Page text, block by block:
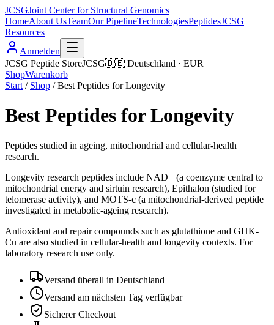
JCSGJoint Center for Structural Genomics
HomeAbout UsTeamOur PipelineTechnologiesPeptidesJCSG
Resources
Anmelden
JCSG Peptide StoreJCSG🇩🇪 Deutschland · EUR
ShopWarenkorb
Start / Shop /Best Peptides for Longevity
Best Peptides for Longevity
Peptides studied in ageing, mitochondrial and cellular-health
research.
Longevity research peptides include NAD+ (a coenzyme central to
mitochondrial energy and sirtuin research), Epithalon (studied for
telomerase activity), and MOTS-c (a mitochondrial-derived peptide
investigated in metabolic-ageing research).
Antioxidant and repair compounds such as glutathione and GHK-
Cu are also studied in cellular-health and longevity contexts. For
laboratory research use only.
Versand überall in Deutschland
Versand am nächsten Tag verfügbar
Sicherer Checkout